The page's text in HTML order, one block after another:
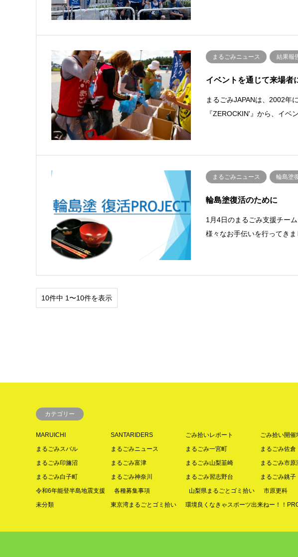
まるごみニュース 結果報
イベントを通じて来場者
まるごみJAPANは、2002年
『ZEROCKIN'』から、イベ
まるごみニュース 輪島塗
輪島塗復活のために
1月4日のまるごみ支援チー
様々なお手伝いを行ってき
10件中 1〜10件を表示
カテゴリー
MARUICHI SANTARIDERS ごみ拾いレポート ごみ拾い開催
まるごみスバル
まるごみニュース まるごみ一宮町 まるごみ佐倉
まるごみ印旛沼
まるごみ富津 まるごみ山梨韮崎 まるごみ市原
まるごみ白子町
まるごみ神奈川 まるごみ習志野台 まるごみ銚子
令和6年能登半島地震支援
各種募集事項 山梨県まるごとゴミ拾い 市原更科
未分類
東京湾まるごとゴミ拾い 環境良くなきゃスポーツ出来ねー！！